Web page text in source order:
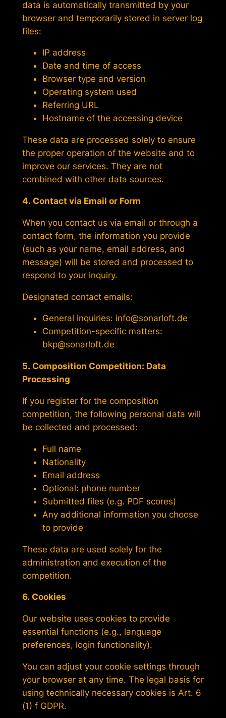
data is automatically transmitted by your
browser and temporarily stored in server log
files:
IP address
Date and time of access
Browser type and version
Operating system used
Referring URL
Hostname of the accessing device
These data are processed solely to ensure
the proper operation of the website and to
improve our services. They are not
combined with other data sources.
4. Contact via Email or Form
When you contact us via email or through a
contact form, the information you provide
(such as your name, email address, and
message) will be stored and processed to
respond to your inquiry.
Designated contact emails:
General inquiries: info@sonarloft.de
Competition-specific matters:
bkp@sonarloft.de
5. Composition Competition: Data
Processing
If you register for the composition
competition, the following personal data will
be collected and processed:
Full name
Nationality
Email address
Optional: phone number
Submitted files (e.g. PDF scores)
Any additional information you choose
to provide
These data are used solely for the
administration and execution of the
competition.
6. Cookies
Our website uses cookies to provide
essential functions (e.g., language
preferences, login functionality).
You can adjust your cookie settings through
your browser at any time. The legal basis for
using technically necessary cookies is Art. 6
(1) f GDPR.